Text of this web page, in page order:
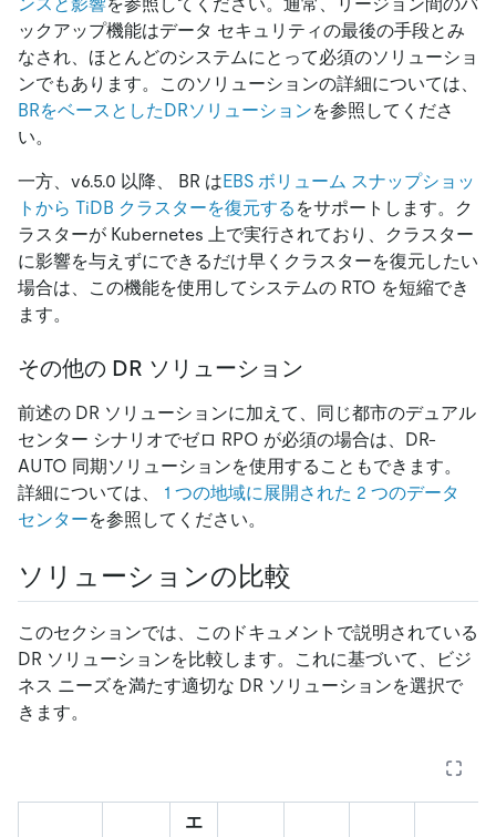
ックアップ機能はデータ セキュリティの最後の手段とみ
なされ、ほとんどのシステムにとって必須のソリューショ
ンでもあります。このソリューションの詳細については、
BRをベースとしたDRソリューションを参照してくださ
い。
一方、v6.5.0 以降、 BR はEBS ボリューム スナップショッ
トから TiDB クラスターを復元する をサポートします。ク
ラスターが Kubernetes 上で実行されており、クラスター
に影響を与えずにできるだけ早くクラスターを復元したい
場合は、この機能を使用してシステムの RTO を短縮でき
ます。
その他の DR ソリューション
前述の DR ソリューションに加えて、同じ都市のデュアル
センター シナリオでゼロ RPO が必須の場合は、DR-
AUTO 同期ソリューションを使用することもできます。
詳細については、 1 つの地域に展開された 2 つのデータ
センターを参照してください。
ソリューションの比較
このセクションでは、このドキュメントで説明されている
DR ソリューションを比較します。これに基づいて、ビジ
ネス ニーズを満たす適切な DR ソリューションを選択で
きます。
エ